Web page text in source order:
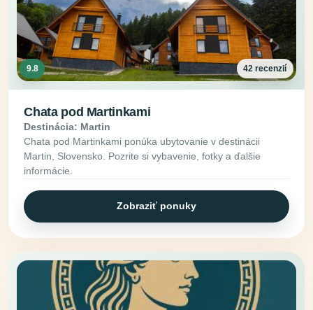
9.8 42 recenzií
Chata pod Martinkami
Destinácia: Martin
Chata pod Martinkami ponúka ubytovanie v destinácii
Martin, Slovensko. Pozrite si vybavenie, fotky a ďalšie
informácie.
Zobraziť ponuky